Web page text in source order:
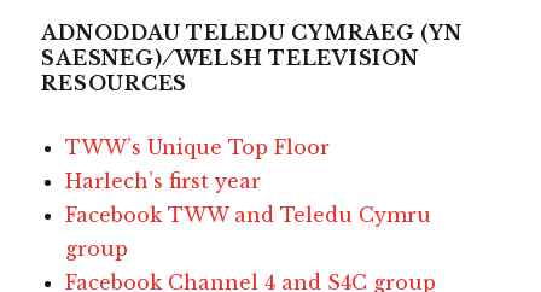
ADNODDAU TELEDU CYMRAEG (YN
SAESNEG) ⁄ WELSH TELEVISION
RESOURCES
TWW’s Unique Top Floor
Harlech’s first year
Facebook TWW and Teledu Cymru
group
Facebook Channel 4 and S4C group